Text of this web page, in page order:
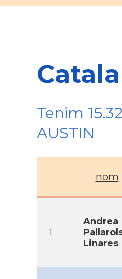
Tenim
AUSTIN
nom
1
Andrea
Linares